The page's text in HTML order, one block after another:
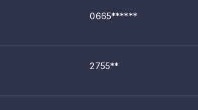
0665******
2755**